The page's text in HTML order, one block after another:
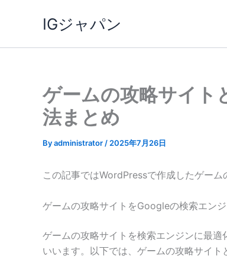
IGジャパン
ゲームの攻略サイト
法まとめ
Byadministrator / 2025年7月26日
この記事ではWordPressで作成したゲーム
ゲームの攻略サイトをGoogleの検索エン
ゲームの攻略サイトを検索エンジンに最
いいます。以下では、ゲームの攻略サイト